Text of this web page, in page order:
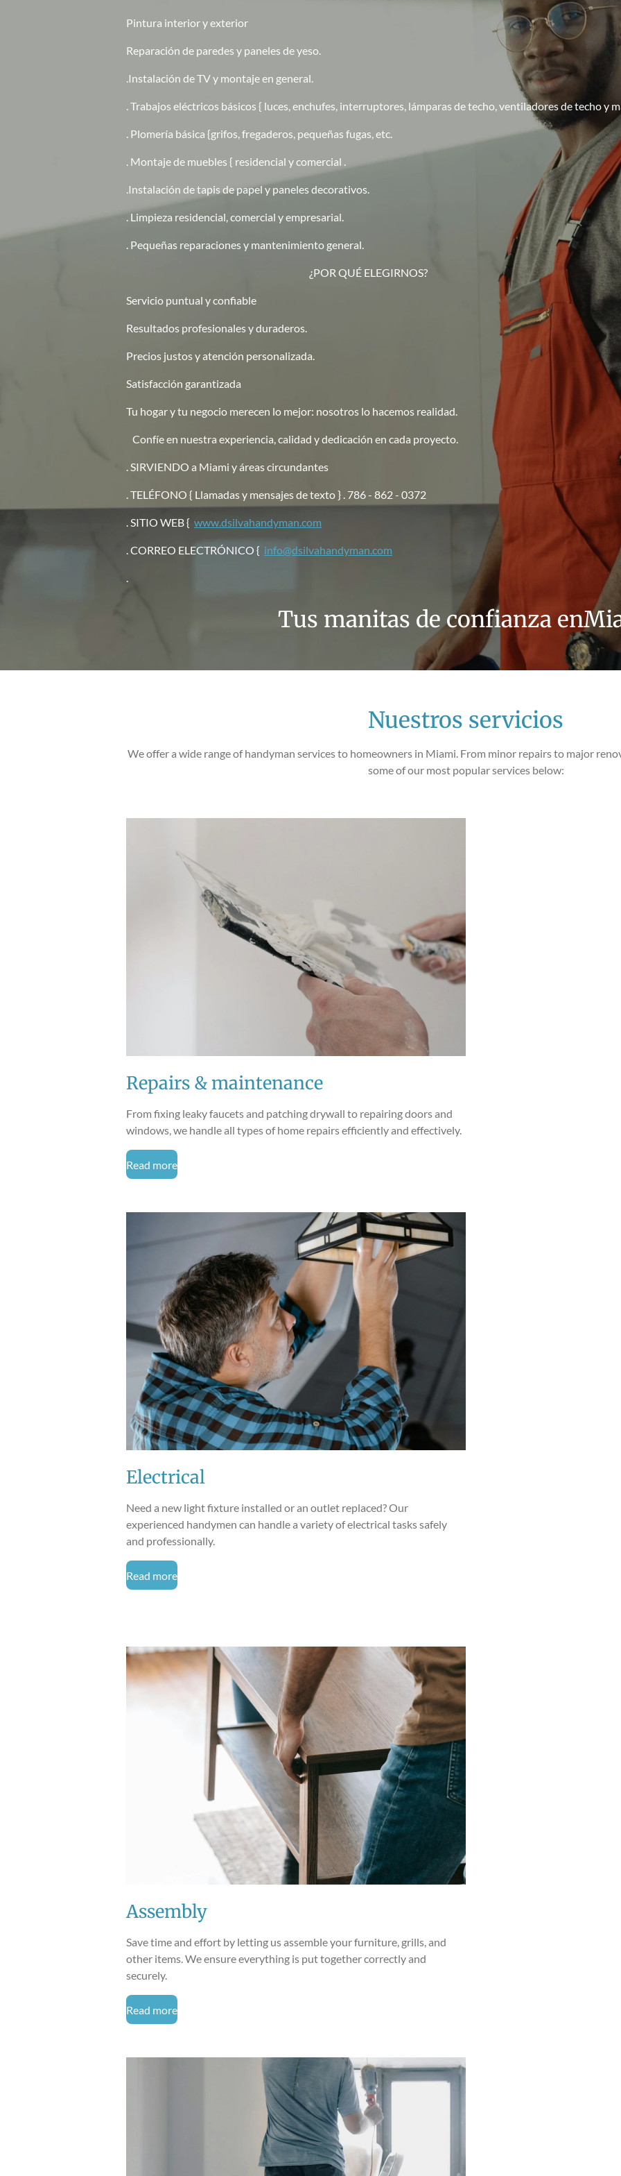
Pintura interior y exterior
Reparación de paredes y paneles de yeso.
.Instalación de TV y montaje en general.
. Trabajos eléctricos básicos { luces, enchufes, interruptores, lámparas de techo, ventiladores de techo y
. Plomería básica {grifos, fregaderos, pequeñas fugas, etc.
. Montaje de muebles { residencial y comercial .
.Instalación de tapis de papel y paneles decorativos.
. Limpieza residencial, comercial y empresarial.
. Pequeñas reparaciones y mantenimiento general.
¿POR QUÉ ELEGIRNOS?
Servicio puntual y confiable
Resultados profesionales y duraderos.
Precios justos y atención personalizada.
Satisfacción garantizada
Tu hogar y tu negocio merecen lo mejor: nosotros lo hacemos realidad.
Confíe en nuestra experiencia, calidad y dedicación en cada proyecto.
. SIRVIENDO a Miami y áreas circundantes
. TELÉFONO { Llamadas y mensajes de texto } . 786 - 862 - 0372
. SITIO WEB { www.dsilvahandyman.com
. CORREO ELECTRÓNICO { info@dsilvahandyman.com
Tus manitas de confianza
Nuestros servicios
We offer a wide range of handyman services to homeowners in Miami. From minor repairs to major
some of our most popular services below:
Repairs & maintenance
From fixing leaky faucets and patching drywall to repairing doors and
windows, we handle all types of home repairs efficiently and effectively.
Read more
Electrical
Need a new light fixture installed or an outlet replaced? Our
experienced handymen can handle a variety of electrical tasks safely
and professionally.
Read more
Assembly
Save time and effort by letting us assemble your furniture, grills, and
other items. We ensure everything is put together correctly and
securely.
Read more